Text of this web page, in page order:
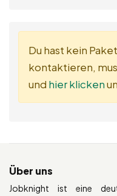
Du hast kein
kontaktieren,
und hier klicken
Über uns
Jobknight ist eine